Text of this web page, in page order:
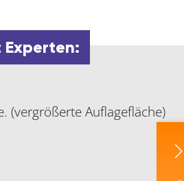
(vergrößerte Auflagefläche)